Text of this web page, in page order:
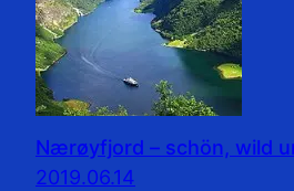
Nærøyfjord – schön, wild
2019.06.14